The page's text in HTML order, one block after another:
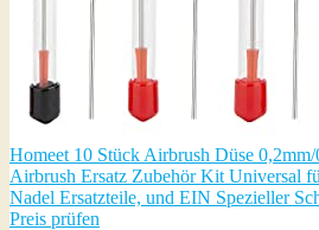
Homeet 10 Stück Airbrush Düse
Airbrush Ersatz Zubehör Kit Universal
Nadel Ersatzteile, und EIN Spezieller
Preis prüfen